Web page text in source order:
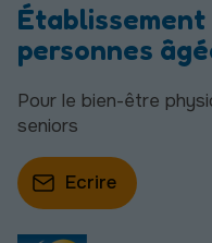
personnes
Pour le bien-être
seniors
Ecrire